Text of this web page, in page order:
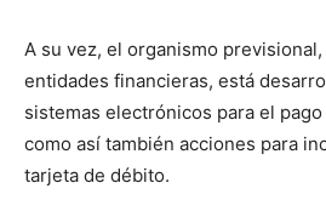
A su vez, el organismo
entidades financieras, está
sistemas electrónicos para el
como así también acciones para
tarjeta de débito.